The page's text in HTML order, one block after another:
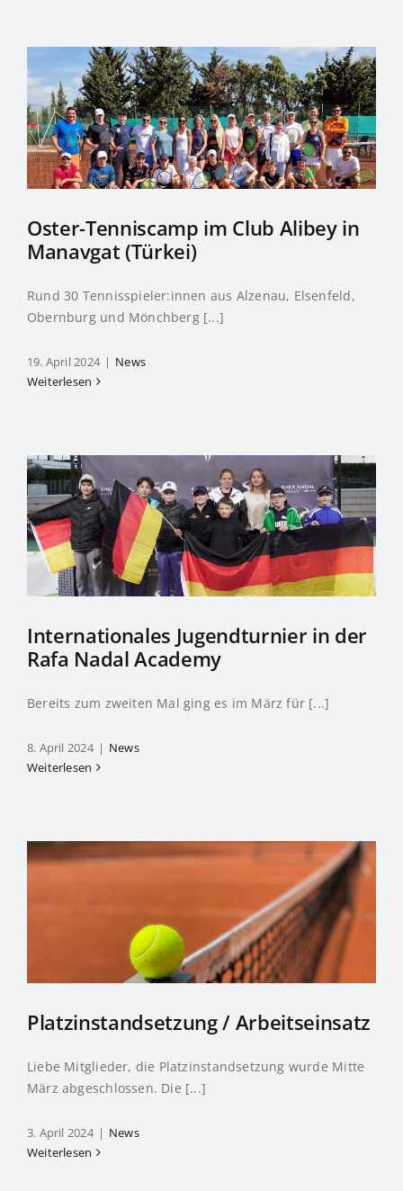
Oster-Tenniscamp im Club Alibey in
Manavgat (Türkei)
Rund 30 Tennisspieler:innen aus Alzenau, Elsenfeld,
Obernburg und Mönchberg [...]
19. April 2024 | News
Weiterlesen
Internationales Jugendturnier in der
Rafa Nadal Academy
Bereits zum zweiten Mal ging es im März für [...]
8. April 2024 | News
Weiterlesen
Platzinstandsetzung / Arbeitseinsatz
Liebe Mitglieder, die Platzinstandsetzung wurde Mitte
März abgeschlossen. Die [...]
3. April 2024 | News
Weiterlesen